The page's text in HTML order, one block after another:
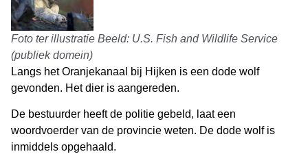
Foto ter illustratie Beeld: U.S. Fish and Wildlife Service
(publiek domein)
Langs het Oranjekanaal bij Hijken is een dode wolf
gevonden. Het dier is aangereden.
De bestuurder heeft de politie gebeld, laat een
woordvoerder van de provincie weten. De dode wolf is
inmiddels opgehaald.